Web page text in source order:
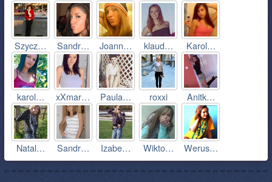
Szycz… Sandr… Joann… klaud… Karol…
karol… xXmar… Paula… roxxi Anitk…
Natal… Sandr… Izabe… Wikto… Werus…